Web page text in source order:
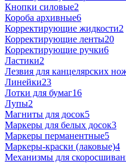
Кнопки силовые2
Короба архивные6
Корректирующие жидкости2
Корректирующие ленты20
Корректирующие ручки6
Ластики2
Лезвия для канцелярских
Линейки23
Лотки для бумаг16
Лупы2
Магниты для досок5
Маркеры для белых досок3
Маркеры перманентные5
Маркеры-краски (лаковые)4
Механизмы для